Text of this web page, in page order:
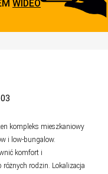
WIDEO
kompleks mieszkaniowy
i low-bungalow.
komfort i
rodzin. Lokalizacja